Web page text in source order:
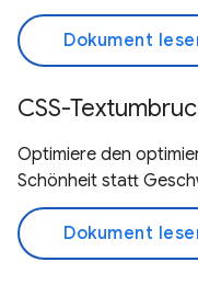
Dokument
CSS-
Optimiere den
Schönheit statt
Dokument